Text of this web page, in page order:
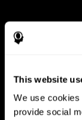
This website
We use
provide social